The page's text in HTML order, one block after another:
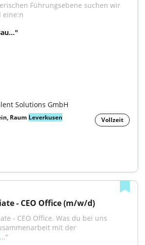
Führungsebene suchen wir
eine:n
Solutions GmbH
Raum Leverkusen Vollzeit
- CEO Office (m/w/d)
- CEO Office. Was du bei uns
..."